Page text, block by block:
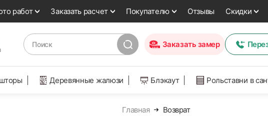
работ Заказать расчет Покупателю Отзывы Скидки
Заказать замер
Деревянные жалюзи Блэкаут Рольставни в
Главная Возврат